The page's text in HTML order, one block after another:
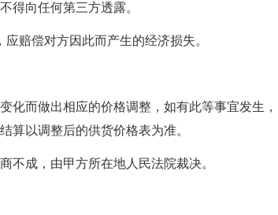
得向任何第三方透露。
赔偿对方因此而产生的经济损失。
而做出相应的价格调整，如有此等事宜发生，
算以调整后的供货价格表为准。
成，由甲方所在地人民法院裁决。